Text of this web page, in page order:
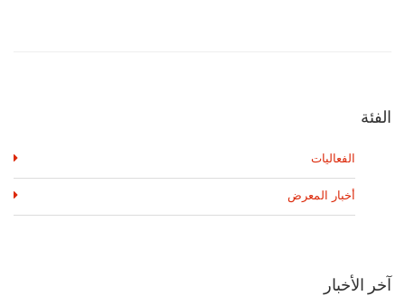
الفئة
الفعاليات
أخبار المعرض
آخر الأخبار